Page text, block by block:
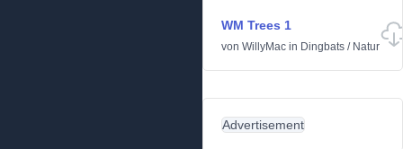
WM Trees 1
von WillyMac in Dingbats / Natur
Advertisement